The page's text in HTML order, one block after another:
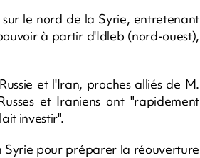
le nord de la Syrie, entretenant
à partir d'Idleb (nord-ouest),
et l'Iran, proches alliés de M.
et Iraniens ont "rapidement
investir".
Syrie pour préparer la réouverture